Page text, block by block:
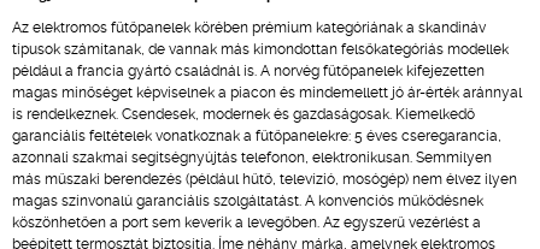
Az elektromos fűtőpanelek körében prémium kategóriának a skandináv
típusok számítanak, de vannak más kimondottan felsőkategóriás modellek
például a francia gyártó családnál is. A norvég fűtőpanelek kifejezetten
magas minőséget képviselnek a piacon és mindemellett jó ár-érték aránnyal
is rendelkeznek. Csendesek, modernek és gazdaságosak. Kiemelkedő
garanciális feltételek vonatkoznak a fűtőpanelekre: 5 éves cseregarancia,
azonnali szakmai segítségnyújtás telefonon, elektronikusan. Semmilyen
más műszaki berendezés (például hűtő, televízió, mosógép) nem élvez ilyen
magas színvonalú garanciális szolgáltatást. A konvenciós működésnek
köszönhetően a port sem keverik a levegőben. Az egyszerű vezérlést a
beépített termosztát biztosítja. Íme néhány márka, amelynek elektromos